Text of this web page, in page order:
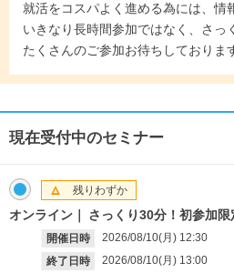
就活をコスパよく進める為には、情
いきなり長時間参加ではなく、さっ
たくさんのご参加お待ちしておりま
現在受付中のセミナー
オンライン さっくり30分！初参加
開催日時 2026/08/10(月) 12:30
終了日時
2026/08/10(月) 13:00
残りわずか